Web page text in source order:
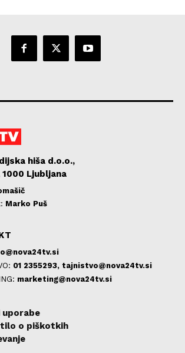
hiša d.o.o.,
Ljubljana
Marko Puš
01 2355293, tajnistvo@nova24tv.si
marketing@nova24tv.si
uporabe
o piškotkih